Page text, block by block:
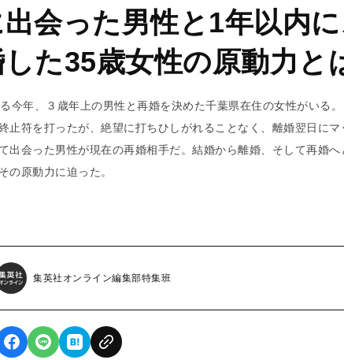
出会った男性と1年以内
した35歳女性の原動力と
今年、３歳年上の男性と再婚を決めた千葉県在住の女性がいる
止符を打ったが、絶望に打ちひしがれることなく、離婚翌日に
出会った男性が現在の再婚相手だ。結婚から離婚、そして再婚へ
の原動力に迫った。
集英社オンライン編集部特集班